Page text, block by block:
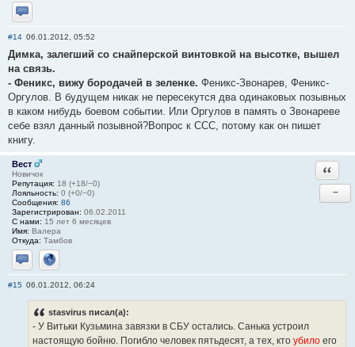
Отправить личное сообщение
#14 06.01.2012, 05:52
Димка, залегший со снайперской винтовкой на высотке, вышел
на связь.
- Феникс, вижу бородачей в зеленке. Феникс-Звонарев, Феникс-
Оргулов. В будущем никак не пересекутся два одинаковых позывных
в каком нибудь боевом событии. Или Оргулов в память о Звонареве
себе взял данный позывной?Вопрос к ССС, потому как он пишет
книгу.
Вест
Новичок
Репутация: 18 (+18/−0)
Лояльность: 0 (+0/−0)
Сообщения: 86
Зарегистрирован: 06.02.2011
С нами: 15 лет 6 месяцев
Имя: Валера
Откуда: Тамбов
Отправить личное сообщение
Сайт
−
#15 06.01.2012, 06:24
stasvirus писал(а):
- У Витьки Кузьмина завязки в СБУ остались. Санька устроил
настоящую бойню. Погибло человек пятьдесят, а тех, кто убило его